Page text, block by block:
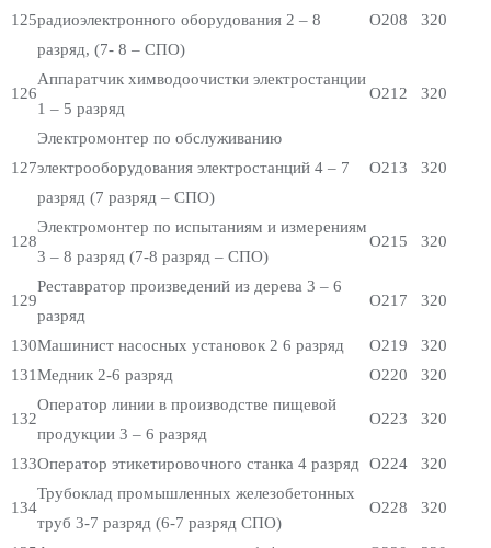
125радиоэлектронного оборудования 2 – 8
разряд, (7- 8 – СПО)
О208 320
126
Аппаратчик химводоочистки электростанции
1 – 5 разряд
О212 320
127
Электромонтер по обслуживанию
электрооборудования электростанций 4 – 7
разряд (7 разряд – СПО)
О213 320
128
Электромонтер по испытаниям и измерениям
3 – 8 разряд (7-8 разряд – СПО)
О215 320
129
Реставратор произведений из дерева 3 – 6
разряд
О217 320
130Машинист насосных установок 2 6 разряд О219
320
131Медник 2-6 разряд О220 320
132
Оператор линии в производстве пищевой
продукции 3 – 6 разряд
О223 320
133Оператор этикетировочного станка 4 разряд О224 320
134
Трубоклад промышленных железобетонных
труб 3-7 разряд (6-7 разряд СПО)
О228 320